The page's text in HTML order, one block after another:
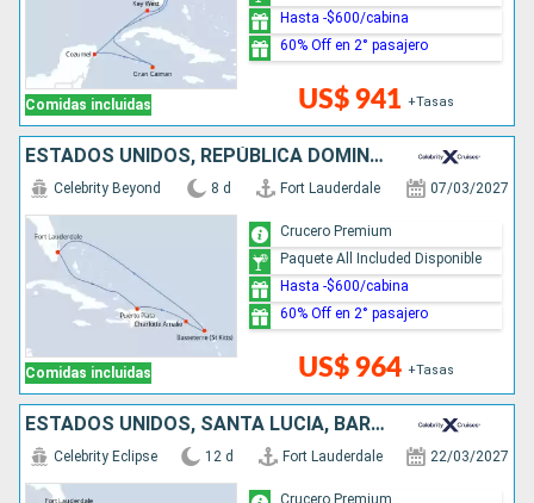
Comidas incluidas US$ 941 +Tasas
Hasta -$600/cabina
60% Off en 2° pasajero
ESTADOS UNIDOS, REPÚBLICA DOMINICANA
Comidas incluidas
Celebrity Beyond 8 d Fort Lauderdale 07/03/2027
US$ 964 +Tasas
Crucero Premium
Paquete All Included Disponible
Hasta -$600/cabina
60% Off en 2° pasajero
ESTADOS UNIDOS, SANTA LUCIA, BARBADOS, GRENADA, DOMINICA, SAN MARTÍN
Celebrity Eclipse 12 d Fort Lauderdale 22/03/2027
Crucero Premium